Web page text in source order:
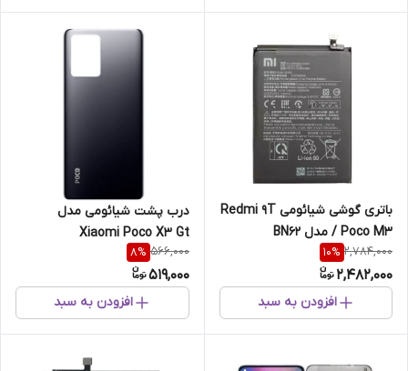
باتری گوشی شیائومی Redmi 9T
/ Poco M3 مدل BN62
2,784,000
10%
2,482,000
افزودن به سبد
درب پشت شیائومی مدل
Xiaomi Poco X3 Gt
566,000
8%
519,000
افزودن به سبد